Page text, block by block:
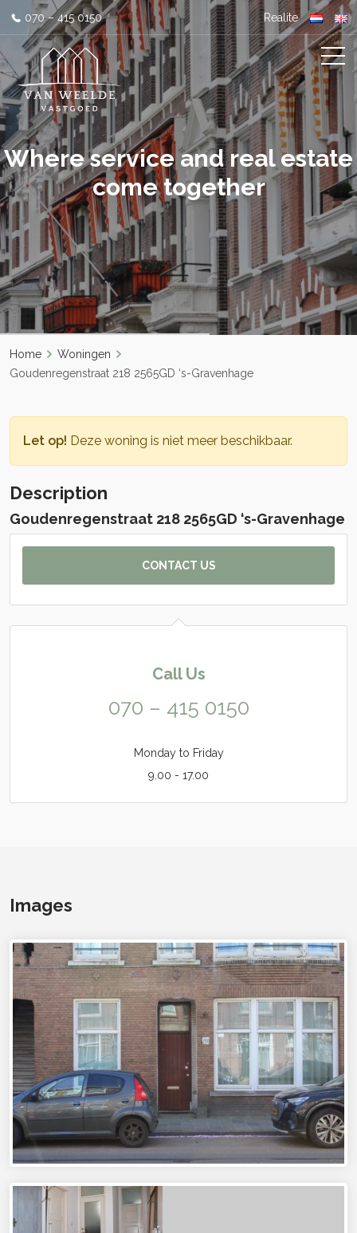
070 – 415 0150 Realite
Where service and real estate
come together
Home
Woningen
Goudenregenstraat 218 2565GD ‘s-Gravenhage
Let op! Deze woning is niet meer beschikbaar.
Description
Goudenregenstraat 218 2565GD ‘s-Gravenhage
CONTACT US
Call Us
070 – 415 0150
Monday to Friday
9.00 - 17.00
Images